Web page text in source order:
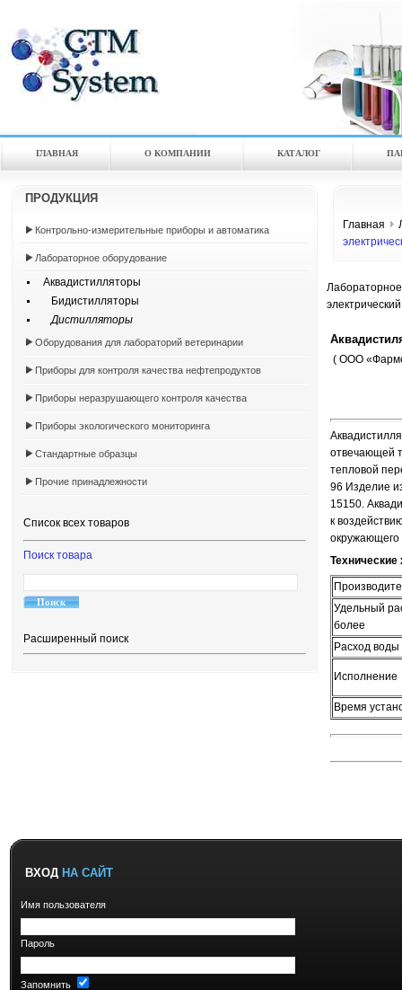
ГЛАВНАЯ О КОМПАНИИ КАТАЛOГ
ПРОДУКЦИЯ
Контрольно-измерительные приборы и автоматика
Лабораторное оборудование
Аквадистилляторы
Бидистилляторы
Дистилляторы
Оборудования для лабораторий ветеринарии
Приборы для контроля качества нефтепродуктов
Приборы неразрушающего контроля качества
Приборы экологического мониторинга
Стандартные образцы
Прочие принадлежности
Список всех товаров
Поиск товара
Расширенный поиск
Главная
( ООО
отвечающей
тепловой
96 Изделие
15150.
к
окружающего
Технические
Удельный
более
Расход
Исполнение
Время
ВХОД НА САЙТ
Имя пользователя
Пароль
Запомнить